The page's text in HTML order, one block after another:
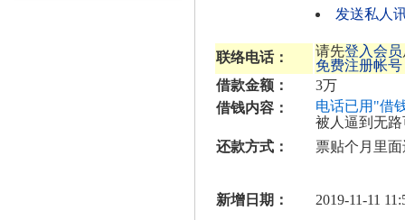
发送私人
联络电话： 请先登入会员
免费注册帐号
借款金额：
3万
借钱内容：
电话已用"借
被人逼到无
还款方式：
票贴个月里
新增日期： 2019-11-11